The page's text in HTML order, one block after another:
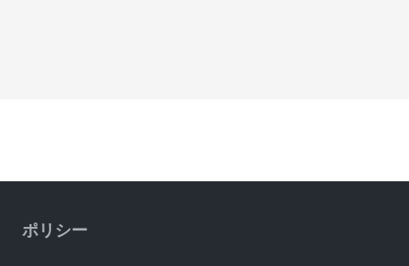
ポリシー